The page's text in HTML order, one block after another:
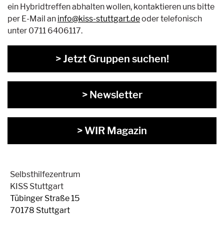
ein Hybridtreffen abhalten wollen, kontaktieren uns bitte
per E-Mail an info@kiss-stuttgart.deoder telefonisch
unter 0711 6406117.
> Jetzt Gruppen suchen!
> Newsletter
> WIR Magazin
Selbsthilfezentrum
KISS Stuttgart
Tübinger Straße 15
70178 Stuttgart